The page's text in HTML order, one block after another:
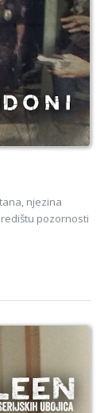
njezina
pozornosti